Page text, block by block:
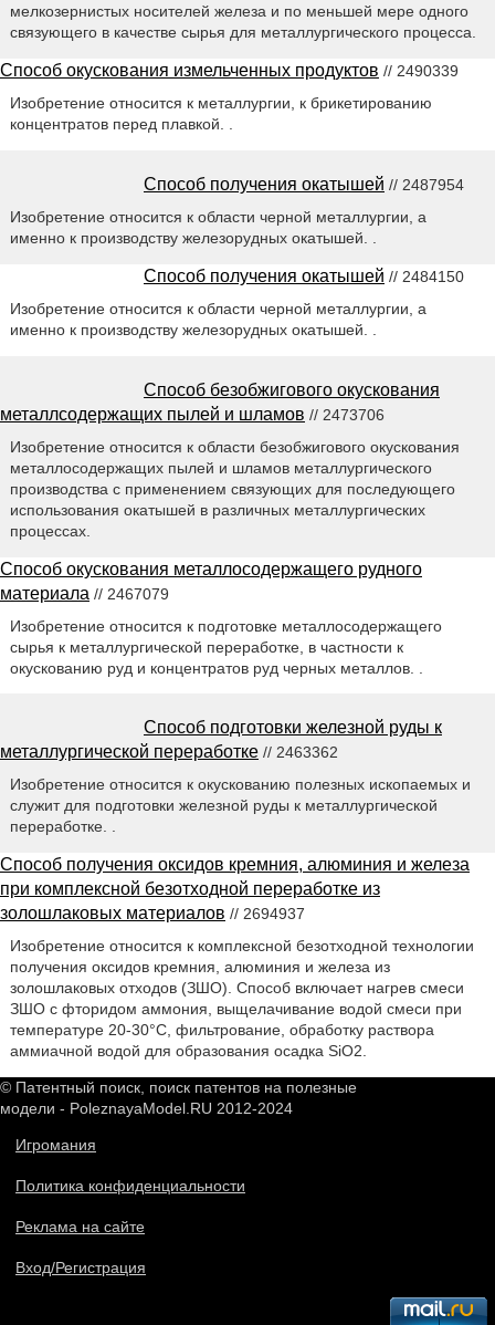
мелкозернистых носителей железа и по меньшей мере одного
связующего в качестве сырья для металлургического процесса.
Способ окускования измельченных продуктов // 2490339
Изобретение относится к металлургии, к брикетированию
концентратов перед плавкой. .
Способ получения окатышей // 2487954
Изобретение относится к области черной металлургии, а
именно к производству железорудных окатышей. .
Способ получения окатышей // 2484150
Изобретение относится к области черной металлургии, а
именно к производству железорудных окатышей. .
Способ безобжигового окускования
металлсодержащих пылей и шламов // 2473706
Изобретение относится к области безобжигового окускования
металлосодержащих пылей и шламов металлургического
производства с применением связующих для последующего
использования окатышей в различных металлургических
процессах.
Способ окускования металлосодержащего рудного
материала // 2467079
Изобретение относится к подготовке металлосодержащего
сырья к металлургической переработке, в частности к
окускованию руд и концентратов руд черных металлов. .
Способ подготовки железной руды к
металлургической переработке // 2463362
Изобретение относится к окускованию полезных ископаемых и
служит для подготовки железной руды к металлургической
переработке. .
Способ получения оксидов кремния, алюминия и железа
при комплексной безотходной переработке из
золошлаковых материалов // 2694937
Изобретение относится к комплексной безотходной технологии
получения оксидов кремния, алюминия и железа из
золошлаковых отходов (ЗШО). Способ включает нагрев смеси
ЗШО с фторидом аммония, выщелачивание водой смеси при
температуре 20-30°С, фильтрование, обработку раствора
аммиачной водой для образования осадка SiO2.
© Патентный поиск, поиск патентов на полезные
модели - PoleznayaModel.RU 2012-2024
Игромания
Политика конфиденциальности
Реклама на сайте
Вход/Регистрация